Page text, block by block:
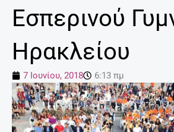
Εσπερινού
Ηρακλείου
7 Ιουνίου, 2018 6:13 πμ